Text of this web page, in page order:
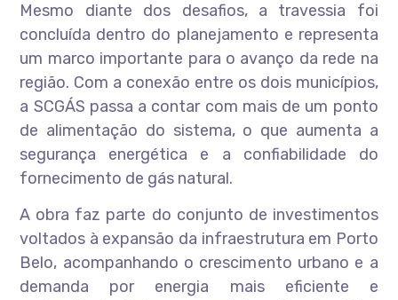
Mesmo diante dos desafios, a travessia foi
concluída dentro do planejamento e representa
um marco importante para o avanço da rede na
região. Com a conexão entre os dois municípios,
a SCGÁS passa a contar com mais de um ponto
de alimentação do sistema, o que aumenta a
segurança energética e a confiabilidade do
fornecimento de gás natural.
A obra faz parte do conjunto de investimentos
voltados à expansão da infraestrutura em Porto
Belo, acompanhando o crescimento urbano e a
demanda por energia mais eficiente e